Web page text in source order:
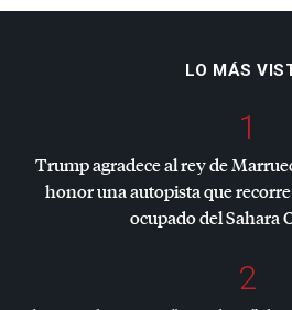
LO MÁS
1
Trump agradece al rey de
honor una autopista que
ocupado del Sahara
2